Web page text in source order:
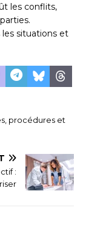
les conflits,
situations et
procédures et
: